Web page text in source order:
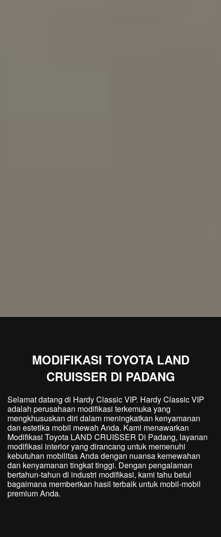
MODIFIKASI TOYOTA LAND
CRUISSER DI PADANG
Selamat datang di Hardy Classic VIP. Hardy Classic VIP
adalah perusahaan modifikasi terkemuka yang
mengkhususkan diri dalam meningkatkan kenyamanan
dan estetika mobil mewah Anda. Kami menawarkan
Modifikasi Toyota LAND CRUISSER Di Padang, layanan
modifikasi interior yang dirancang untuk memenuhi
kebutuhan mobilitas Anda dengan nuansa kemewahan
dan kenyamanan tingkat tinggi. Dengan pengalaman
bertahun-tahun di industri modifikasi, kami tahu betul
bagaimana memberikan hasil terbaik untuk mobil-mobil
premium Anda.